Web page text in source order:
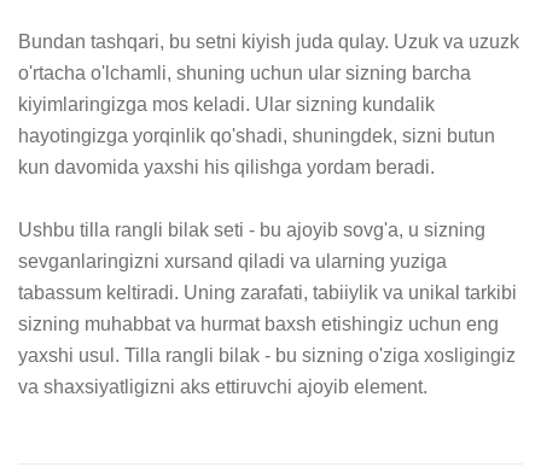
Bundan tashqari, bu setni kiyish juda qulay. Uzuk va uzuzk
o'rtacha o'lchamli, shuning uchun ular sizning barcha
kiyimlaringizga mos keladi. Ular sizning kundalik
hayotingizga yorqinlik qo'shadi, shuningdek, sizni butun
kun davomida yaxshi his qilishga yordam beradi.
Ushbu tilla rangli bilak seti - bu ajoyib sovg'a, u sizning
sevganlaringizni xursand qiladi va ularning yuziga
tabassum keltiradi. Uning zarafati, tabiiylik va unikal tarkibi
sizning muhabbat va hurmat baxsh etishingiz uchun eng
yaxshi usul. Tilla rangli bilak - bu sizning o'ziga xosligingiz
va shaxsiyatligizni aks ettiruvchi ajoyib element.